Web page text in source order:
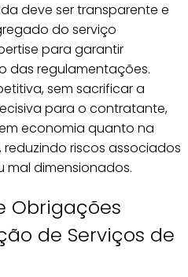
deve ser transparente e
do serviço
para garantir
das regulamentações.
sem sacrificar a
para o contratante,
economia quanto na
riscos associados
mal dimensionados.
Obrigações
de Serviços de